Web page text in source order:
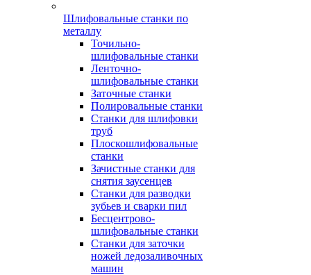
Шлифовальные станки по
металлу
Точильно-
шлифовальные станки
Ленточно-
шлифовальные станки
Заточные станки
Полировальные станки
Станки для шлифовки
труб
Плоскошлифовальные
станки
Зачистные станки для
снятия заусенцев
Станки для разводки
зубьев и сварки пил
Бесцентрово-
шлифовальные станки
Станки для заточки
ножей ледозаливочных
машин